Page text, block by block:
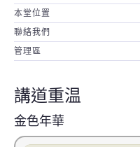
本堂位置
聯絡我們
管理區
講道重温
金色年華